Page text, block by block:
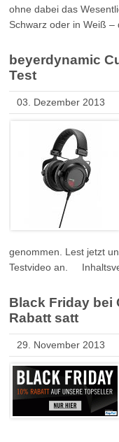
ohne dabei das
Schwarz oder in Weiß
beyerdynamic
Test
03. Dezember 2013
genommen. Lest jetzt
Testvideo an.
Black Friday bei
Rabatt satt
29. November 2013